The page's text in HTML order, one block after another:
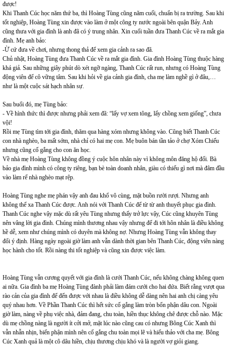
được!
Khi Thanh Cúc học năm thứ ba, thì Hoàng Tùng cũng năm cuối, chuẩn bị ra trường. Sau khi
tốt nghiệp, Hoàng Tùng xin được vào làm ở một công ty nước ngoài bên quận Bảy. Anh
cũng thưa với gia đình là anh đã có ý trung nhân. Xin cuối tuần đưa Thanh Cúc về ra mắt gia
đình. Mẹ anh bảo:
-Ừ cứ đưa về chơi, nhưng thong thả để xem gia cảnh ra sao đã.
Chủ nhật, Hoàng Tùng đưa Thanh Cúc về ra mắt gia đình. Gia đình Hoàng Tùng thuộc hàng
khá giả. Sau những giây phút dò xét ngỡ ngàng, Thanh Cúc rất run, nhưng có Hoàng Tùng
động viên để cô vững tâm. Sau khi hỏi về gia cảnh gia đình, cha mẹ làm nghề gì ở đâu,…
như là một cuộc sát hạch nhân sự.
Sau buổi đó, mẹ Tùng bảo:
- Về hình thức thì được nhưng phải xem đã: “lấy vợ xem tông, lấy chồng xem giống”, chưa
vội!
Rồi mẹ Tùng tìm tới gia đình, thăm qua hàng xóm nhưng không vào. Cũng biết Thanh Cúc
con nhà nghèo, ba mất sớm, nhà chỉ có hai mẹ con. Mẹ buôn bán tần tảo ở chợ Xóm Chiếu
nhưng cũng cố gắng cho con ăn học.
Về nhà mẹ Hoàng Tùng không đồng ý cuộc hôn nhân này vì không môn đăng hộ đối. Bà
bảo gia đình mình có công ty riêng, bạn bè toàn doanh nhân, giàu có thiếu gì nơi mà đâm đầu
vào làm rể nhà nghèo mạt rệp.
Hoàng Tùng nghe mẹ phán vậy anh đau khổ vô cùng, mặt buồn rười rượi. Nhưng anh
không thể xa Thanh Cúc được. Anh nói với Thanh Cúc để từ từ anh thuyết phục gia đình.
Thanh Cúc nghe vậy mặc dù rất yêu Tùng nhưng thấy trở lực vậy, Cúc cũng khuyên Tùng
nên vâng lời gia đình. Chúng mình thương nhau vậy nhưng để đi tới hôn nhân là điều không
hề dễ, xem như chúng mình có duyên mà không nợ. Nhưng Hoàng Tùng vẫn không thay
đổi ý định. Hàng ngày ngoài giờ làm anh vẫn dành thời gian bên Thanh Cúc, động viên nàng
học hành cho tốt. Rồi nàng thi tốt nghiệp và cũng xin được việc làm.
Hoàng Tùng vẫn cương quyết với gia đình là cưới Thanh Cúc, nếu không chàng không quen
ai nữa. Gia đình ba mẹ Hoàng Tùng đành phải làm đám cưới cho hai đứa. Biết rằng vượt qua
rào cản của gia đình để đến được với nhau là điều không dễ dàng nên hai anh chị càng yêu
quý nhau hơn. Về Phần Thanh Cúc thì hết sức cố gắng làm tròn bổn phận dâu con. Ngoài
giờ làm, nàng về phụ việc nhà, đảm đang, chu toàn, hiền thục không chê được chỗ nào. Mặc
dù mẹ chồng nàng là người ít cởi mở, mặt lúc nào cũng cau có nhưng Bông Cúc Xanh thì
vẫn nhẫn nhịn, biến phận mình nên cố gắng chu toàn mọi lẽ và hiếu thảo với cha mẹ. Bông
Cúc Xanh quả là một cô dâu hiền, chịu thương chịu khó và là người vợ giỏi giang.